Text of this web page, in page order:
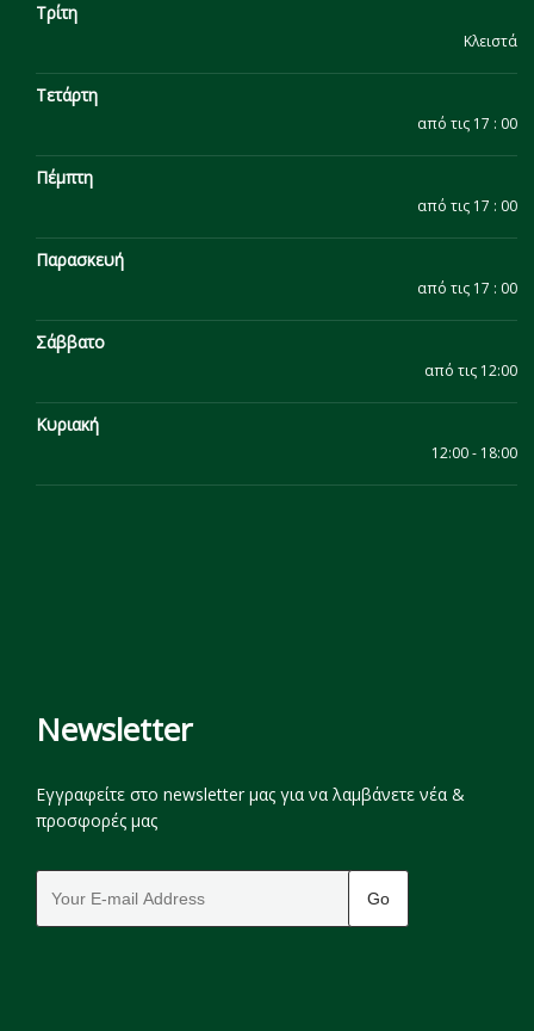
Τρίτη
Κλειστά
Τετάρτη
από τις 17 : 00
Πέμπτη
από τις 17 : 00
Παρασκευή
από τις 17 : 00
Σάββατο
από τις 12:00
Κυριακή
12:00 - 18:00
Newsletter
Εγγραφείτε στο newsletter μας για να λαμβάνετε νέα &
προσφορές μας